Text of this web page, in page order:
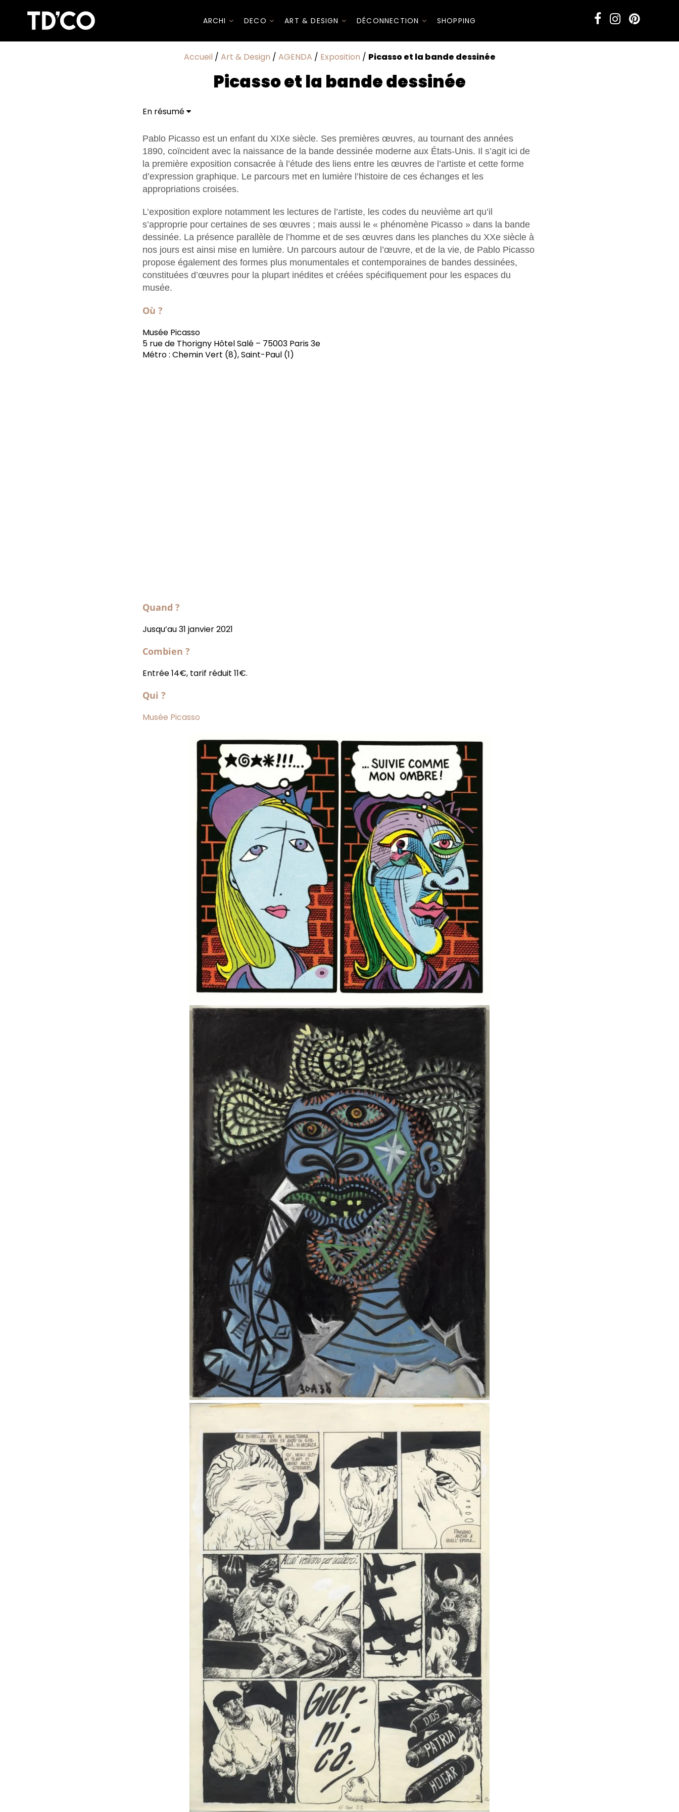
ARCHI DECO ART & DESIGN DÉCONNECTION SHOPPING
Accueil / Art & Design / AGENDA / Exposition / Picasso et la bande dessinée
Picasso et la bande dessinée
En résumé
Pablo Picasso est un enfant du XIXe siècle. Ses premières œuvres, au tournant des années
1890, coïncident avec la naissance de la bande dessinée moderne aux États-Unis. Il s’agit ici de
la première exposition consacrée à l’étude des liens entre les œuvres de l’artiste et cette forme
d’expression graphique. Le parcours met en lumière l’histoire de ces échanges et les
appropriations croisées.
L’exposition explore notamment les lectures de l’artiste, les codes du neuvième art qu’il
s’approprie pour certaines de ses œuvres ; mais aussi le « phénomène Picasso » dans la bande
dessinée. La présence parallèle de l’homme et de ses œuvres dans les planches du XXe siècle à
nos jours est ainsi mise en lumière. Un parcours autour de l’œuvre, et de la vie, de Pablo Picasso
propose également des formes plus monumentales et contemporaines de bandes dessinées,
constituées d’œuvres pour la plupart inédites et créées spécifiquement pour les espaces du
musée.
Où ?
Musée Picasso
5 rue de Thorigny Hôtel Salé – 75003 Paris 3e
Métro : Chemin Vert (8), Saint-Paul (1)
Quand ?
Jusqu’au 31 janvier 2021
Combien ?
Entrée 14€, tarif réduit 11€.
Qui ?
Musée Picasso